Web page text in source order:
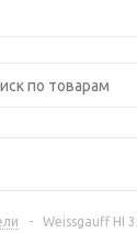
- Weissgauff HI